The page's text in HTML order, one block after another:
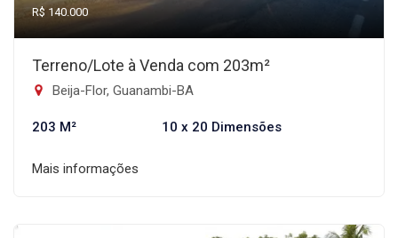
R$ 140.000
Terreno/Lote à Venda com 203m²
Beija-Flor, Guanambi-BA
203 M² 10 x 20 Dimensões
Mais informações